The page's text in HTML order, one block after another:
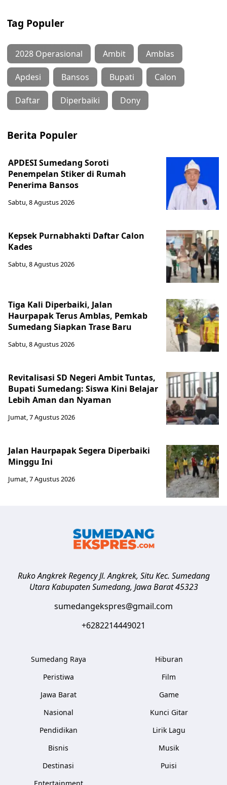
Tag Populer
2028 Operasional Ambit Amblas
Apdesi Bansos Bupati Calon
Daftar Diperbaiki Dony
Berita Populer
APDESI Sumedang Soroti
Penempelan Stiker di Rumah
Penerima Bansos
Sabtu, 8 Agustus 2026
Kepsek Purnabhakti Daftar Calon
Kades
Sabtu, 8 Agustus 2026
Tiga Kali Diperbaiki, Jalan
Haurpapak Terus Amblas, Pemkab
Sumedang Siapkan Trase Baru
Sabtu, 8 Agustus 2026
Revitalisasi SD Negeri Ambit Tuntas,
Bupati Sumedang: Siswa Kini Belajar
Lebih Aman dan Nyaman
Jumat, 7 Agustus 2026
Jalan Haurpapak Segera Diperbaiki
Minggu Ini
Jumat, 7 Agustus 2026
Ruko Angkrek Regency Jl. Angkrek, Situ Kec. Sumedang
Utara Kabupaten Sumedang, Jawa Barat 45323
sumedangekspres@gmail.com
+6282214449021
Sumedang Raya
Peristiwa
Jawa Barat
Nasional
Pendidikan
Bisnis
Destinasi
Hiburan
Film
Game
Kunci Gitar
Lirik Lagu
Musik
Puisi